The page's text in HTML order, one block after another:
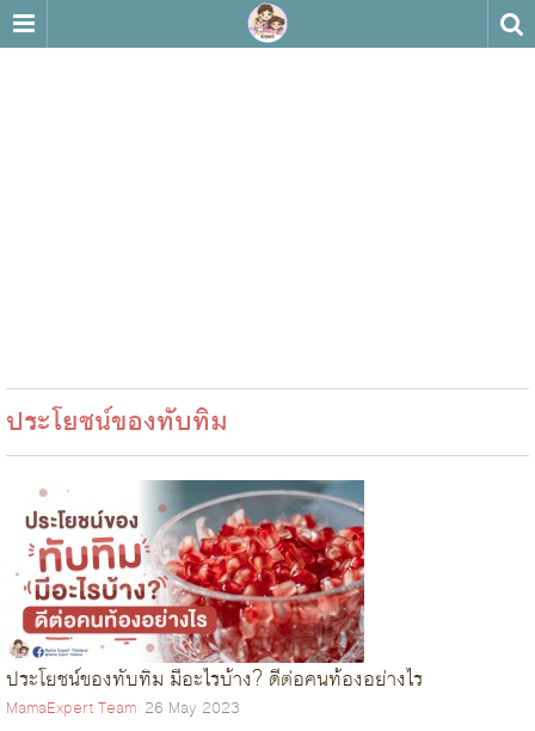
ประโยชน์ของทับทิม
ประโยชน์ของทับทิม มีอะไรบ้าง? ดีต่อคนท้องอย่างไร
MamaExpert Team 26 May 2023